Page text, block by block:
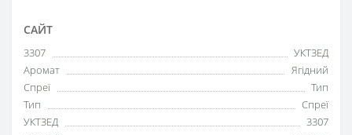
САЙТ
3307
УКТЗЕД
Аромат
Ягідний
Спреї
Тип
Тип
Спреї
УКТЗЕД
3307